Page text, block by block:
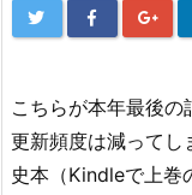
こちらが本年最後
更新頻度は減ってし
史本（Kindleで上巻